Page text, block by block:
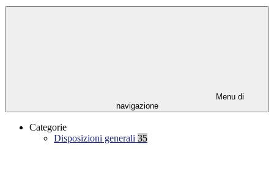
Menu di
navigazione
Categorie
Disposizioni generali 35